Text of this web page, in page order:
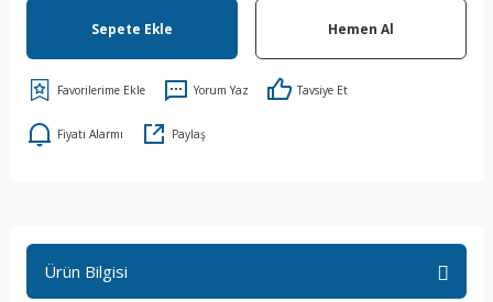
Sepete Ekle Hemen Al
Yorum Yaz Tavsiye Et
Fiyatı Alarmı Paylaş
Ürün Bilgisi